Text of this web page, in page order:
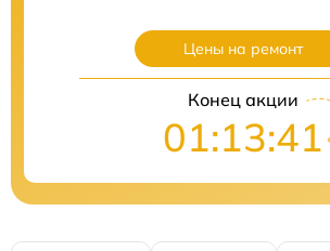
Цены на ремонт
Конец акции
01:13:41